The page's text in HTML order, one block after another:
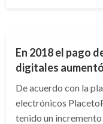
En 2018 el pago
digitales
De acuerdo con la
electrónicos
tenido un incremento